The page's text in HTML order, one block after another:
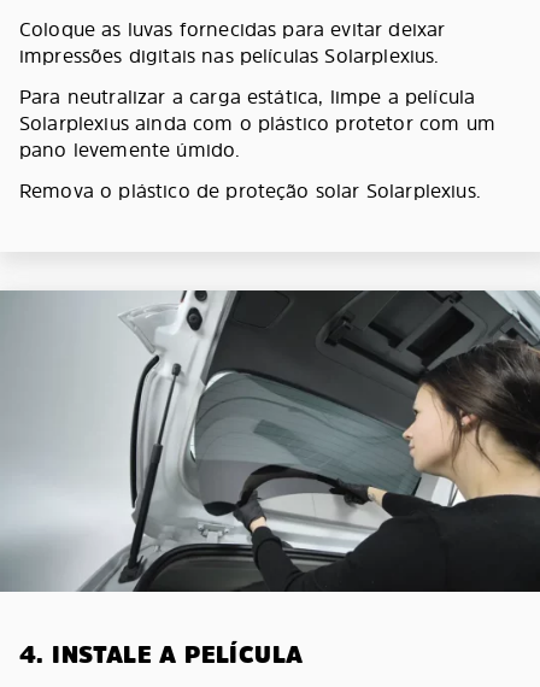
Coloque as luvas fornecidas para evitar deixar
impressões digitais nas películas Solarplexius.
Para neutralizar a carga estática, limpe a película
Solarplexius ainda com o plástico protetor com um
pano levemente úmido.
Remova o plástico de proteção solar Solarplexius.
4. INSTALE A PELÍCULA